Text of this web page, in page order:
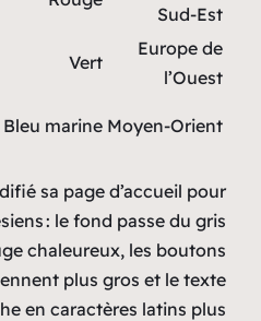
et la prospérité
Évoque la stabilité
financière
le sérieux
Un casino mobile a
les joueurs
neutre à un rouge
« Déposer »
« Jackpot » s’affiche